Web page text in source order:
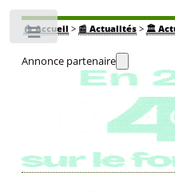
🏠Accueil > 📰 Actualités> 🏛️
Annonce partenaire
Toggle